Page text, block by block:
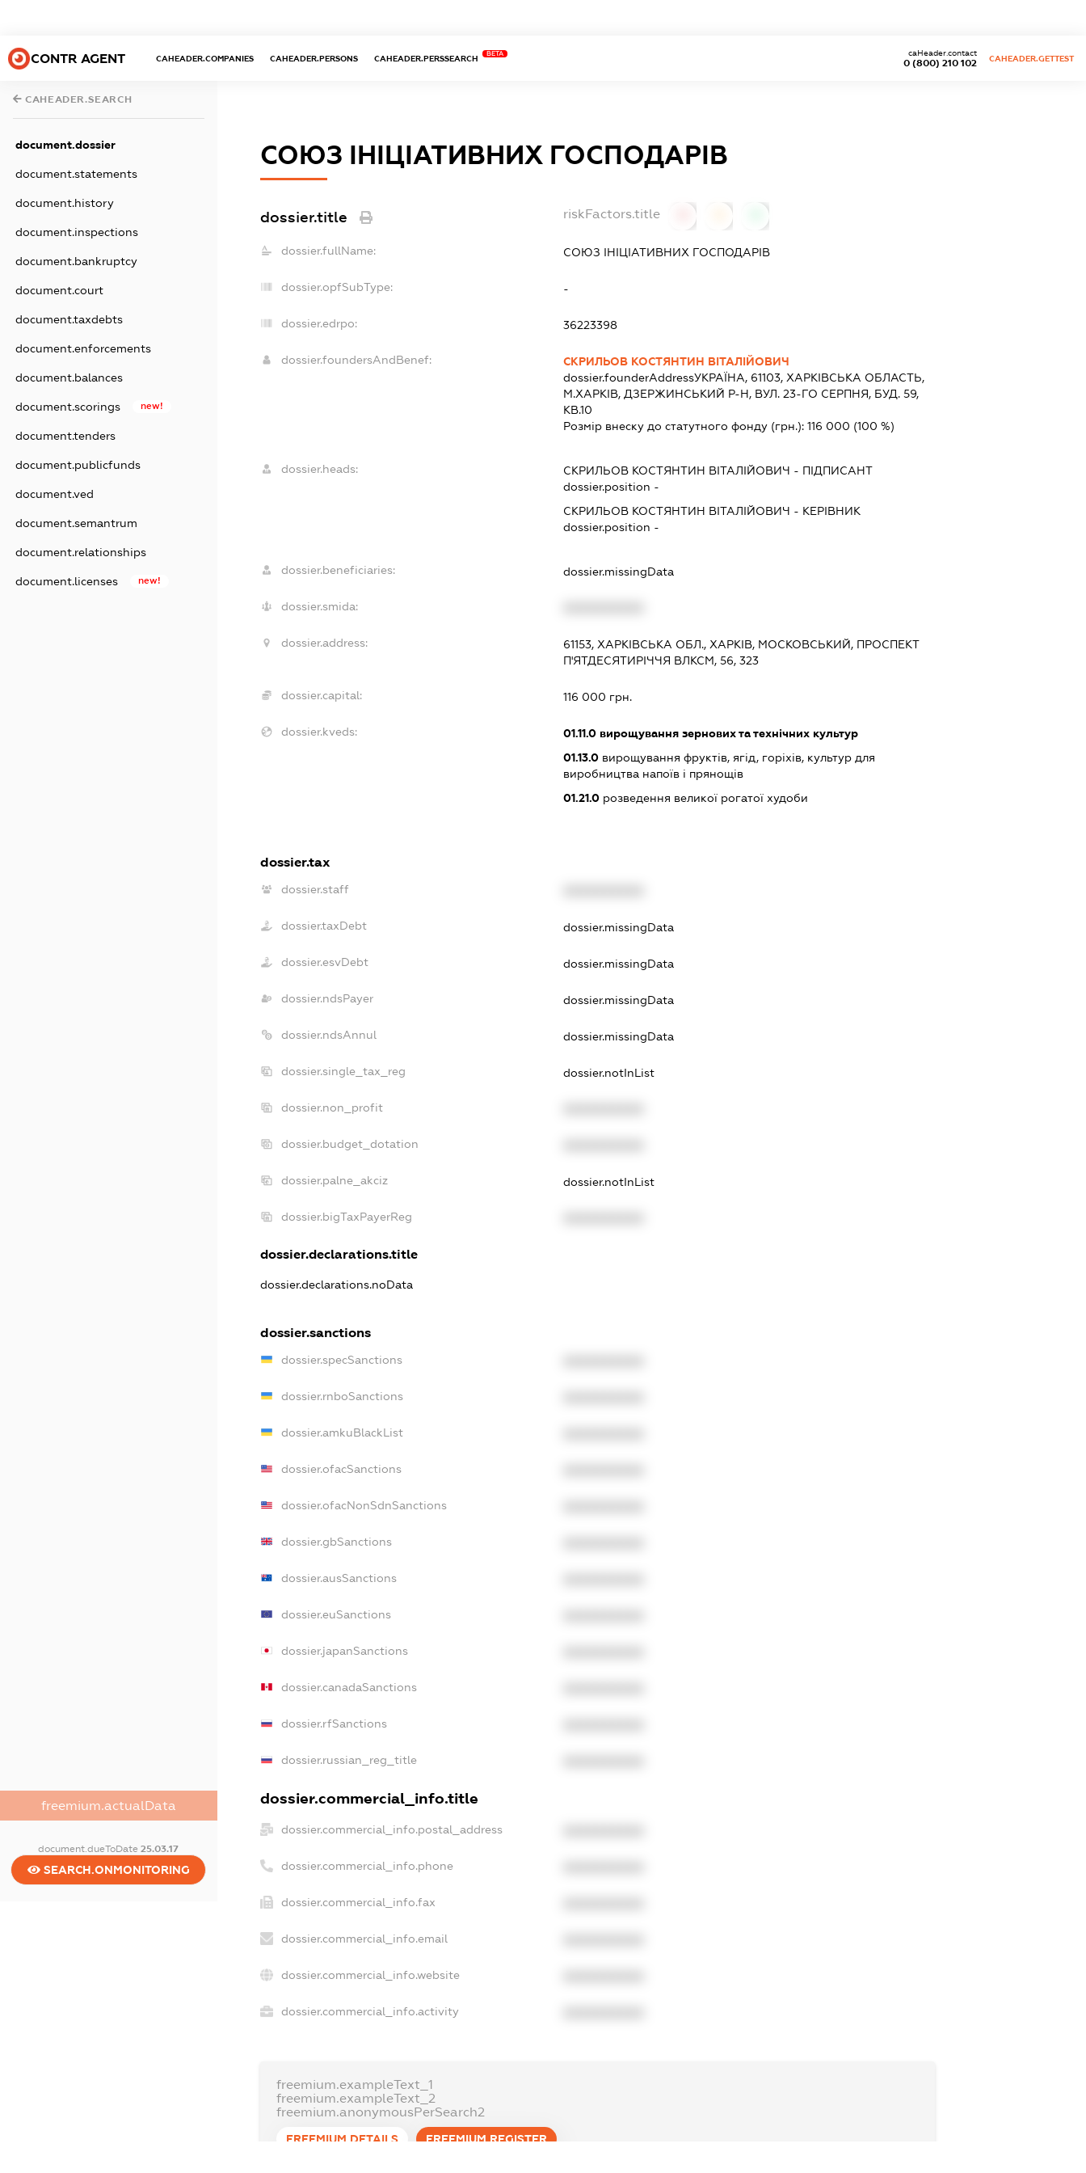
CONTR AGENT CAHEADER.COMPANIES CAHEADER.PERSONS CAHEADER.PERSSEARCH
BETA
0 (800) 210 102
caHeader.contact
CAHEADER.GETTEST
CAHEADER.SEARCH
document.dossier
document.statements
document.history
document.inspections
document.bankruptcy
document.court
document.taxdebts
document.enforcements
document.balances
document.scorings new!
document.tenders
document.publicfunds
document.ved
document.semantrum
document.relationships
document.licenses new!
freemium.actualData
document.dueToDate25.03.17
SEARCH.ONMONITORING
СОЮЗ ІНІЦІАТИВНИХ ГОСПОДАРІВ
dossier.title riskFactors.title
dossier.fullName: СОЮЗ ІНІЦІАТИВНИХ ГОСПОДАРІВ
dossier.opfSubType: -
dossier.edrpo: 36223398
dossier.foundersAndBenef:
СКРИЛЬОВ КОСТЯНТИН ВІТАЛІЙОВИЧ
dossier.founderAddressУКРАЇНА, 61103, ХАРКIВСЬКА ОБЛАСТЬ,
М.ХАРКІВ, ДЗЕРЖИНСЬКИЙ Р-Н, ВУЛ. 23-ГО СЕРПНЯ, БУД. 59,
КВ.10
Розмір внеску до статутного фонду (грн.):116 000 (100 %)
dossier.heads: СКРИЛЬОВ КОСТЯНТИН ВІТАЛІЙОВИЧ - ПІДПИСАНТ
dossier.position -
СКРИЛЬОВ КОСТЯНТИН ВІТАЛІЙОВИЧ - КЕРІВНИК
dossier.position -
dossier.beneficiaries: dossier.missingData
dossier.smida:
dossier.address:
61153, ХАРКІВСЬКА ОБЛ., ХАРКІВ, МОСКОВСЬКИЙ, ПРОСПЕКТ
П'ЯТДЕСЯТИРІЧЧЯ ВЛКСМ, 56, 323
dossier.capital: 116 000 грн.
dossier.kveds: 01.11.0 вирощування зернових та технічних культур
01.13.0 вирощування фруктів, ягід, горіхів, культур для
виробництва напоїв і прянощів
01.21.0 розведення великої рогатої худоби
dossier.tax
dossier.staff
dossier.taxDebt dossier.missingData
dossier.esvDebt dossier.missingData
dossier.ndsPayer dossier.missingData
dossier.ndsAnnul dossier.missingData
dossier.single_tax_reg dossier.notInList
dossier.non_profit
dossier.budget_dotation
dossier.palne_akciz dossier.notInList
dossier.bigTaxPayerReg
dossier.declarations.title
dossier.declarations.noData
dossier.sanctions
dossier.specSanctions
dossier.rnboSanctions
dossier.amkuBlackList
dossier.ofacSanctions
dossier.ofacNonSdnSanctions
dossier.gbSanctions
dossier.ausSanctions
dossier.euSanctions
dossier.japanSanctions
dossier.canadaSanctions
dossier.rfSanctions
dossier.russian_reg_title
dossier.commercial_info.title
dossier.commercial_info.postal_address
dossier.commercial_info.phone
dossier.commercial_info.fax
dossier.commercial_info.email
dossier.commercial_info.website
dossier.commercial_info.activity
freemium.exampleText_1
freemium.exampleText_2
freemium.anonymousPerSearch2
FREEMIUM.DETAILS FREEMIUM.REGISTER